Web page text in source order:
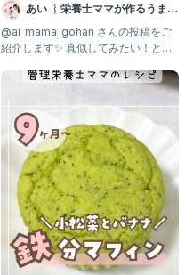
あい ︴栄養士ママが作るうまう
ま離乳食
@ai_mama_gohan さんの投稿をご
紹介します✨ 真似してみたい！と思